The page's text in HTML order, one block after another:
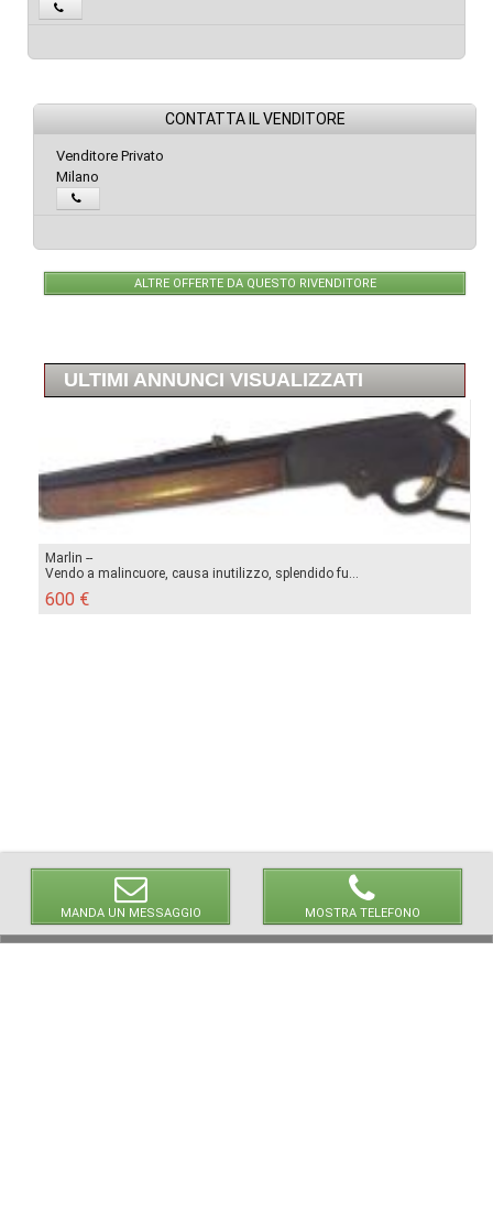
MANDA UN MESSAGGIO MOSTRA TELEFONO
CONTATTA IL VENDITORE
Venditore Privato
Milano
ALTRE OFFERTE DA QUESTO RIVENDITORE
ULTIMI ANNUNCI VISUALIZZATI
Marlin --
Vendo a malincuore, causa inutilizzo, splendido fu...
600 €